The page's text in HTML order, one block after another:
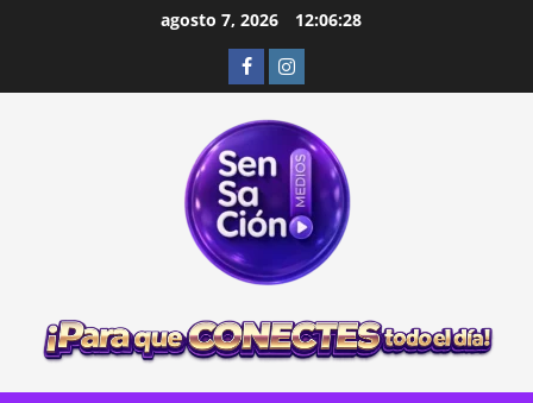
agosto 7, 2026 12:06:30
FacebookInstagram